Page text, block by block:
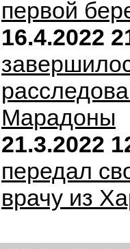
первой
16.4.2022
Марадоны
21.3.2022
передал
врачу из